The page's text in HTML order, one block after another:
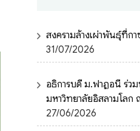
สงครามล้างเผ่าพันธุ์ที่กา
31/07/2026
อธิการบดี ม.ฟาฏอนี ร่ว
มหาวิทยาลัยอิสลามโลก
27/06/2026